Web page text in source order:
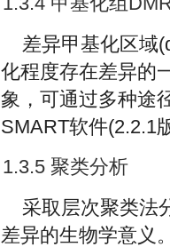
差异甲基化区域
化程度存在差异的
象，可通过多种途
SMART软件(2.2.1
1.3.5 聚类分析
采取层次聚类法
差异的生物学意义